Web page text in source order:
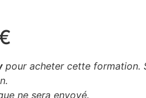
pour acheter cette formation.
ne sera envoyé.